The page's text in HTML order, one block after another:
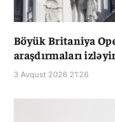
Böyük Britaniya
araşdırmaları
3 Avqust 2026 21:26